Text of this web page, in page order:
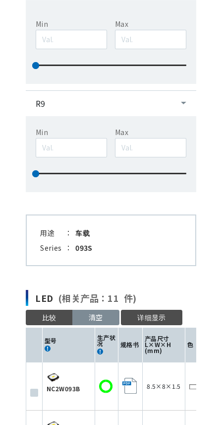
Min Max
R9
Min Max
用途 ：
车载
Series
： 093S
LED (相关产品：11 件)
比较 清空 详细显示
型号 生产状
况 规格书
产品尺寸
L×W×H
(mm)
色
NC2W093B 8.5×8×1.5